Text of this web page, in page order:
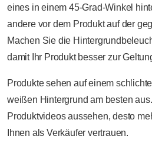
eines in einem 45-Grad-Winkel
andere vor dem Produkt auf der
Machen Sie die
damit Ihr Produkt besser zur
Produkte sehen auf einem
weißen Hintergrund am besten
Produktvideos aussehen, desto
Ihnen als Verkäufer vertrauen.